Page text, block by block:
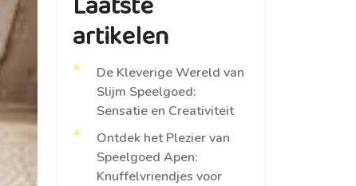
artikelen
De Kleverige Wereld van
Slijm Speelgoed:
Sensatie en Creativiteit
Ontdek het Plezier van
Speelgoed Apen:
Knuffelvriendjes voor